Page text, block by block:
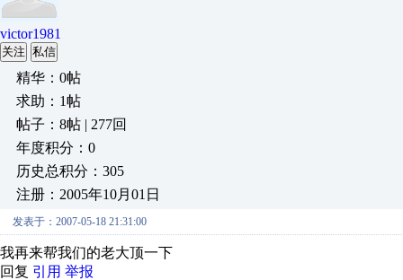
victor1981
关注 私信
精华：0帖
求助：1帖
帖子：8帖 | 277回
年度积分：0
历史总积分：305
注册：2005年10月01日
发表于：2007-05-18 21:31:00
我再来帮我们的老大顶一下
回复 引用 举报